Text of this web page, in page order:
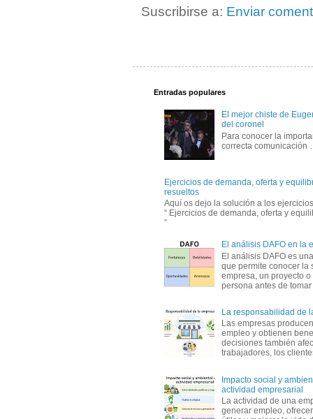
Suscribirse a: Enviar
Entradas populares
El mejor chiste de
del coronel
Para conocer la
correcta
Ejercicios de demanda, oferta y
resueltos
Aquí os dejo la solución a los
“ Ejercicios de demanda, oferta y
”
El análisis DAFO en la
El análisis DAFO es
que permite conocer la
empresa, un proyecto
persona antes de
La responsabilidad de
Las empresas
empleo y obtienen
decisiones también
trabajadores, los
Impacto social y
actividad empresarial
La actividad de una
generar empleo,